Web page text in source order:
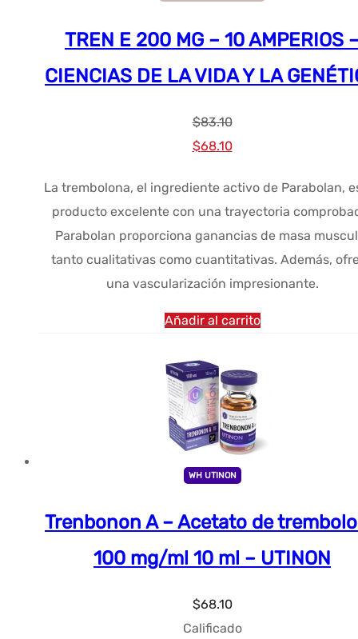
TREN E 200 MG – 10 AMPERIOS
CIENCIAS DE LA VIDA Y LA
$83.10
El
original
era:
$83.10.
$68.10El
actual
es:
$68.10.
La trembolona, el ingrediente activo de Parabolan,
producto excelente con una trayectoria
Parabolan proporciona ganancias de masa
tanto cualitativas como cuantitativas. Además,
una vascularización impresionante.
Añadir al carrito
WH UTINON
Trenbonon A – Acetato de
100 mg/ml 10 ml – UTINON
$68.10
Calificado